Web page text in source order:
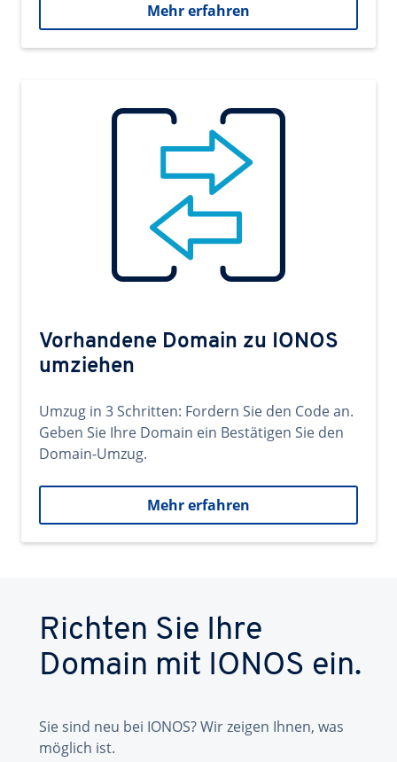
Mehr erfahren
Vorhandene Domain zu IONOS
umziehen
Umzug in 3 Schritten: Fordern Sie den Code an.
Geben Sie Ihre Domain ein Bestätigen Sie den
Domain-Umzug.
Mehr erfahren
Richten Sie Ihre
Domain mit IONOS ein.
Sie sind neu bei IONOS? Wir zeigen Ihnen, was
möglich ist.